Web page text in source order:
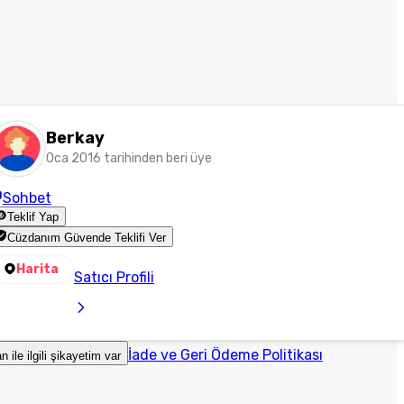
Berkay
Oca 2016 tarihinden beri üye
Sohbet
Teklif Yap
Cüzdanım Güvende Teklifi Ver
Harita Satıcı Profili
ile ilgili şikayetim var İade ve Geri Ödeme Politikası